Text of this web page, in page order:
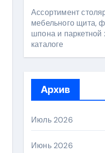
Ассортимент
мебельного щита,
шпона и паркетной
каталоге
Архив
Июль 2026
Июнь 2026